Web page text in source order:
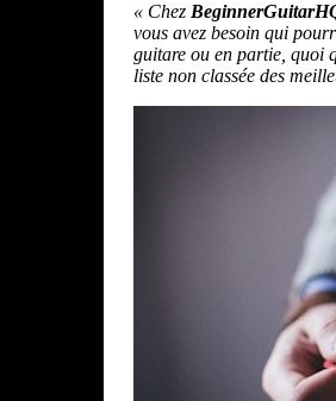
« Chez
vous avez besoin qui
guitare ou en partie, quoi
liste non classée des